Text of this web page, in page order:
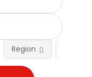
Region